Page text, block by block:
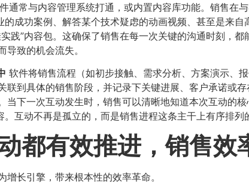
通常与内容管理系统打通，或内置内容库功能。销售在
成功案例、解答某个技术疑虑的动画视频、甚至是来
践”内容包。这确保了销售在每一次关键的沟通时刻，
致的机会流失。
软件将销售流程（如初步接触、需求分析、方案演示、
到具体的销售阶段，并记录下关键进展、客户承诺或
下一次互动发生时，销售可以清晰地知道本次互动的
互动不再是孤立的，而是销售进程这条主干上有序排列
都有效推进，销售效
长引擎，带来根本性的效率革命。